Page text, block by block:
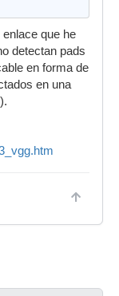
que he
detectan pads
en forma de
en una